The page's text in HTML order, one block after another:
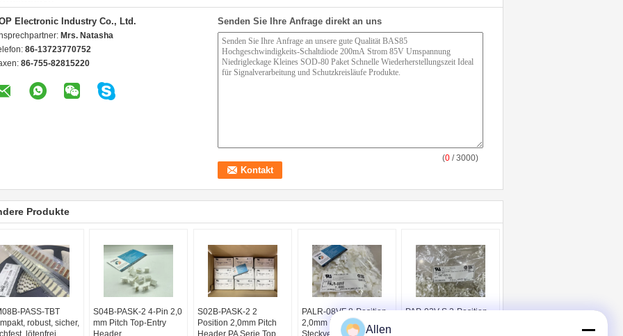
Electronic Industry Co., Ltd.
Mrs. Natasha
86-13723770752
86-755-82815220
Senden Sie Ihre Anfrage direkt an uns
(0 / 3000)
Produkte
PASS-TBT
robust, sicher,
lötenfrei,
S04B-PASK-2 4-Pin 2,0
mm Pitch Top-Entry
Header
S02B-PASK-2 2
Position 2,0mm Pitch
Header PA Serie Top
PALR-08VF 8-Position
2,0mm Rastermaß
Steckverbindergehäuse
PAP-02V-S 2-Position
Allen